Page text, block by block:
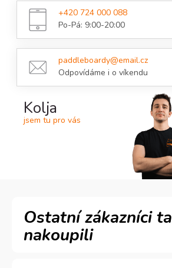
Kolja
jsem tu pro vás
+420 724 000 088
Po-Pá: 9:00-20:00
paddleboardy@email.cz
Odpovídáme i o víkendu